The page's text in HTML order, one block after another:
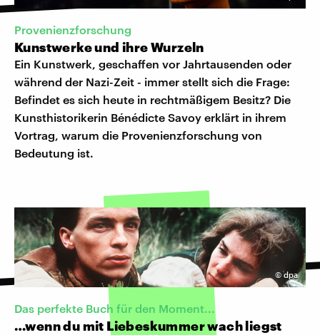
Provenienzforschung
Kunstwerke und ihre Wurzeln
Ein Kunstwerk, geschaffen vor Jahrtausenden oder
während der Nazi-Zeit - immer stellt sich die Frage:
Befindet es sich heute in rechtmäßigem Besitz? Die
Kunsthistorikerin Bénédicte Savoy erklärt in ihrem
Vortrag, warum die Provenienzforschung von
Bedeutung ist.
©dpa
Das perfekte Buch für den Moment...
…wenn du mit Liebeskummer wach liegst